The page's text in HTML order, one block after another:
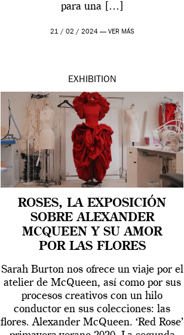
para una […]
21 / 02 / 2024 — VER MÁS
EXHIBITION
ROSES, LA EXPOSICIÓN
SOBRE ALEXANDER
MCQUEEN Y SU AMOR
POR LAS FLORES
Sarah Burton nos ofrece un viaje por el
atelier de McQueen, así como por sus
procesos creativos con un hilo
conductor en sus colecciones: las
flores. Alexander McQueen. ‘Red Rose’